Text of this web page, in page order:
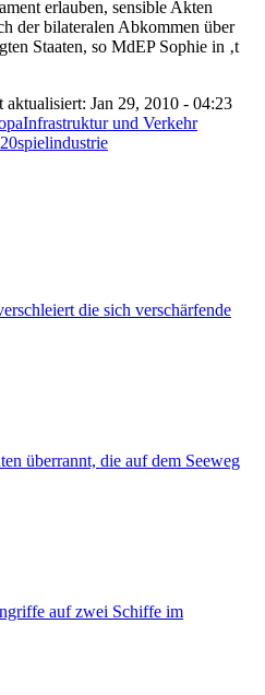
erlauben, sensible Akten
der bilateralen Abkommen über
Staaten, so MdEP Sophie in ‚t
aktualisiert: Jan 29, 2010 - 04:23
Infrastruktur und Verkehr
spielindustrie
die sich verschärfende
überrannt, die auf dem Seeweg
auf zwei Schiffe im